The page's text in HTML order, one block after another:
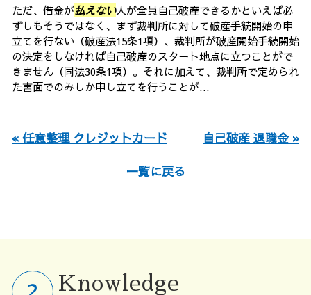
ただ、借金が払えない人が全員自己破産できるかといえば必
ずしもそうではなく、まず裁判所に対して破産手続開始の申
立てを行ない（破産法15条1項）、裁判所が破産開始手続開始
の決定をしなければ自己破産のスタート地点に立つことがで
きません（同法30条1項）。それに加えて、裁判所で定められ
た書面でのみしか申し立てを行うことが...
« 任意整理 クレジットカード 自己破産 退職金 »
一覧に戻る
Knowledge